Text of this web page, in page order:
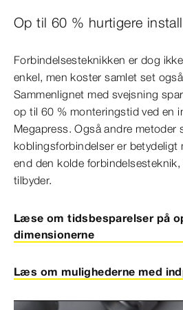
Op til 60 % hurtigere
Forbindelsesteknikken er dog
enkel, men koster samlet set
Sammenlignet med svejsning
op til 60 % monteringstid ved en
Megapress. Også andre metoder
koblingsforbindelser er
end den kolde
tilbyder.
Læse om tidsbesparelser på
dimensionerne
Læs om mulighederne med